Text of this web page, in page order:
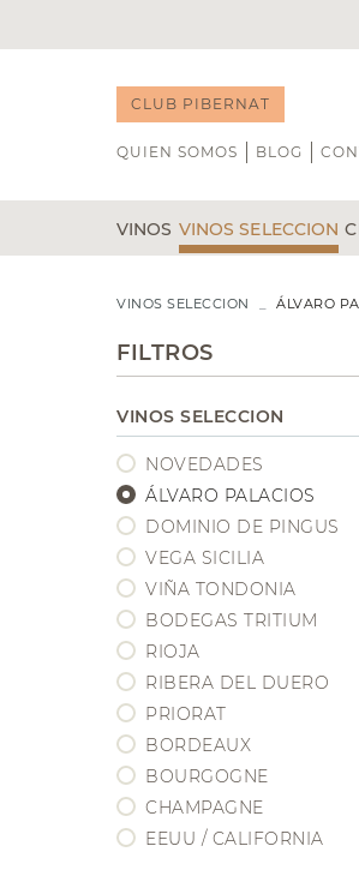
CLUB PIBERNAT
QUIEN SOMOS BLOG
VINOS VINOS SELECCION
ÁLVARO PALACIOS
DOMINIO DE
VEGA SICILIA
VIÑA TONDONIA
BODEGAS
RIOJA
RIBERA DEL
PRIORAT
BORDEAUX
BOURGOGNE
CHAMPAGNE
EEUU /
VINOS SELECCION ÁLVARO
FILTROS
VINOS SELECCION
NOVEDADES
ÁLVARO PALACIOS
DOMINIO DE PINGUS
VEGA SICILIA
VIÑA TONDONIA
BODEGAS TRITIUM
RIOJA
RIBERA DEL DUERO
PRIORAT
BORDEAUX
BOURGOGNE
CHAMPAGNE
EEUU / CALIFORNIA